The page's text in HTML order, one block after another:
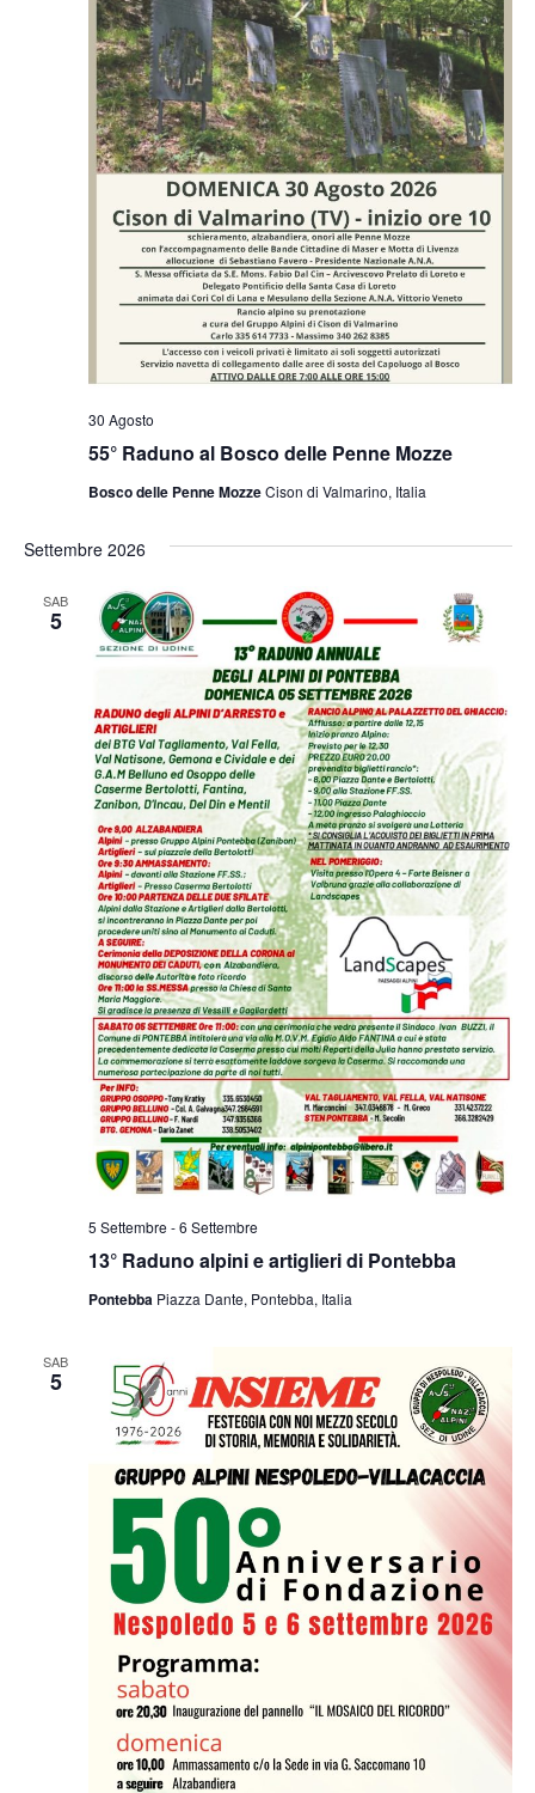
55° Raduno al Bosco delle Penne Mozze
30 Agosto
Bosco delle Penne MozzeCison di Valmarino, Italia
Settembre 2026
SAB
5
13° Raduno alpini e artiglieri di Pontebba
5 Settembre -6 Settembre
Pontebba Piazza Dante, Pontebba, Italia
SAB
5